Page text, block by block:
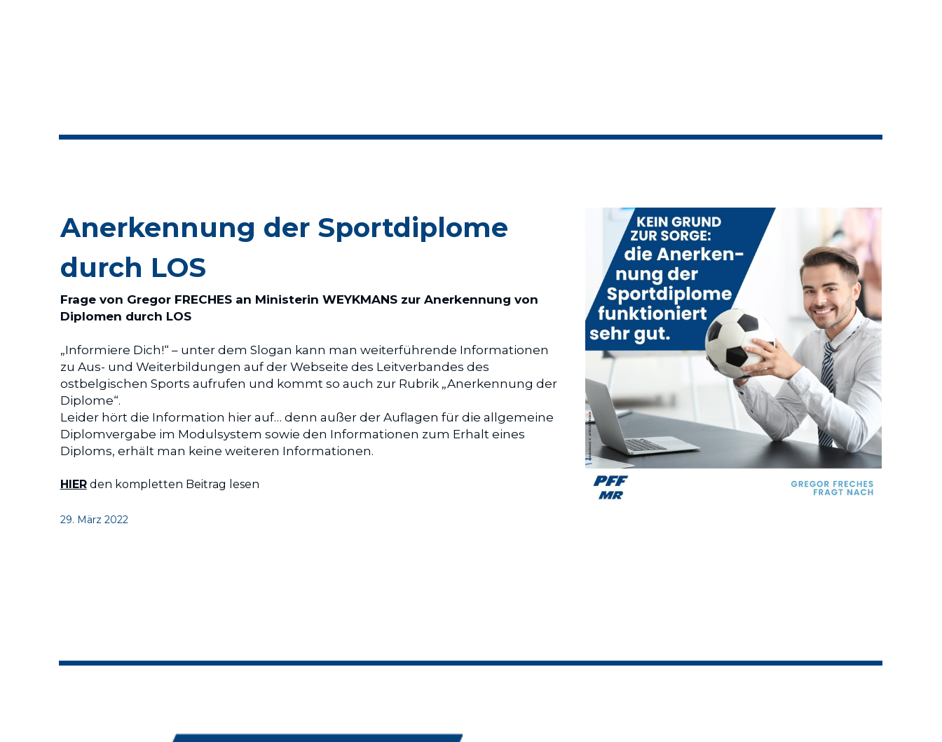
Anerkennung der Sportdiplome
durch LOS
Frage von Gregor FRECHES an Ministerin WEYKMANS zur Anerkennung von
Diplomen durch LOS
„Informiere Dich!“ – unter dem Slogan kann man weiterführende Informationen
zu Aus- und Weiterbildungen auf der Webseite des Leitverbandes des
ostbelgischen Sports aufrufen und kommt so auch zur Rubrik „Anerkennung der
Diplome“.
Leider hört die Information hier auf… denn außer der Auflagen für die allgemeine
Diplomvergabe im Modulsystem sowie den Informationen zum Erhalt eines
Diploms, erhält man keine weiteren Informationen.
HIER den kompletten Beitrag lesen
29. März 2022